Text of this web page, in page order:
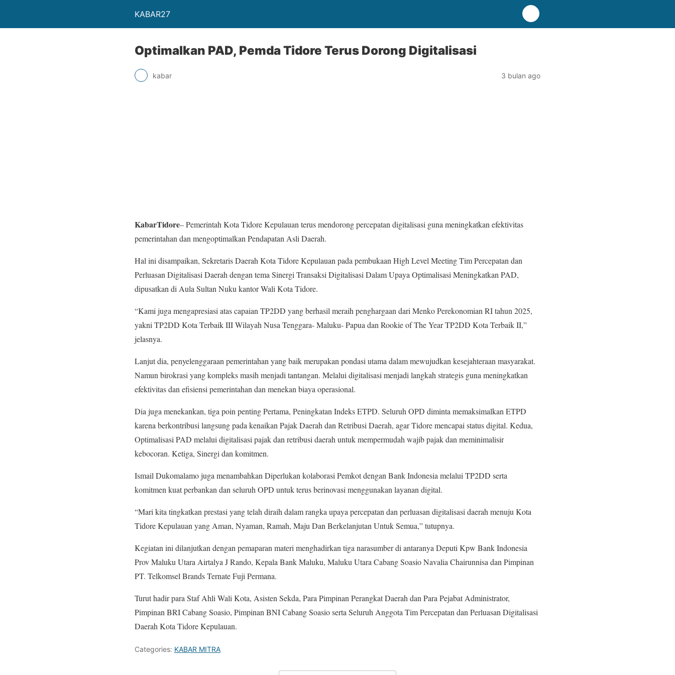
KABAR27
Optimalkan PAD, Pemda Tidore Terus Dorong Digitalisasi
kabar 3 bulan ago
KabarTidore– Pemerintah Kota Tidore Kepulauan terus mendorong percepatan digitalisasi guna meningkatkan efektivitas
pemerintahan dan mengoptimalkan Pendapatan Asli Daerah.
Hal ini disampaikan, Sekretaris Daerah Kota Tidore Kepulauan pada pembukaan High Level Meeting Tim Percepatan dan
Perluasan Digitalisasi Daerah dengan tema Sinergi Transaksi Digitalisasi Dalam Upaya Optimalisasi Meningkatkan PAD,
dipusatkan di Aula Sultan Nuku kantor Wali Kota Tidore.
“Kami juga mengapresiasi atas capaian TP2DD yang berhasil meraih penghargaan dari Menko Perekonomian RI tahun 2025,
yakni TP2DD Kota Terbaik III Wilayah Nusa Tenggara- Maluku- Papua dan Rookie of The Year TP2DD Kota Terbaik II,”
jelasnya.
Lanjut dia, penyelenggaraan pemerintahan yang baik merupakan pondasi utama dalam mewujudkan kesejahteraan masyarakat.
Namun birokrasi yang kompleks masih menjadi tantangan. Melalui digitalisasi menjadi langkah strategis guna meningkatkan
efektivitas dan efisiensi pemerintahan dan menekan biaya operasional.
Dia juga menekankan, tiga poin penting Pertama, Peningkatan Indeks ETPD. Seluruh OPD diminta memaksimalkan ETPD
karena berkontribusi langsung pada kenaikan Pajak Daerah dan Retribusi Daerah, agar Tidore mencapai status digital. Kedua,
Optimalisasi PAD melalui digitalisasi pajak dan retribusi daerah untuk mempermudah wajib pajak dan meminimalisir
kebocoran. Ketiga, Sinergi dan komitmen.
Ismail Dukomalamo juga menambahkan Diperlukan kolaborasi Pemkot dengan Bank Indonesia melalui TP2DD serta
komitmen kuat perbankan dan seluruh OPD untuk terus berinovasi menggunakan layanan digital.
“Mari kita tingkatkan prestasi yang telah diraih dalam rangka upaya percepatan dan perluasan digitalisasi daerah menuju Kota
Tidore Kepulauan yang Aman, Nyaman, Ramah, Maju Dan Berkelanjutan Untuk Semua,” tutupnya.
Kegiatan ini dilanjutkan dengan pemaparan materi menghadirkan tiga narasumber di antaranya Deputi Kpw Bank Indonesia
Prov Maluku Utara Airtalya J Rando, Kepala Bank Maluku, Maluku Utara Cabang Soasio Navalia Chairunnisa dan Pimpinan
PT. Telkomsel Brands Ternate Fuji Permana.
Turut hadir para Staf Ahli Wali Kota, Asisten Sekda, Para Pimpinan Perangkat Daerah dan Para Pejabat Administrator,
Pimpinan BRI Cabang Soasio, Pimpinan BNI Cabang Soasio serta Seluruh Anggota Tim Percepatan dan Perluasan Digitalisasi
Daerah Kota Tidore Kepulauan.
Categories: KABAR MITRA